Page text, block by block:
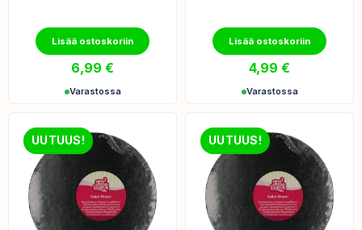
Lisää ostoskoriin
6,99 €
Varastossa
Lisää ostoskoriin
4,99 €
Varastossa
UUTUUS! UUTUUS!